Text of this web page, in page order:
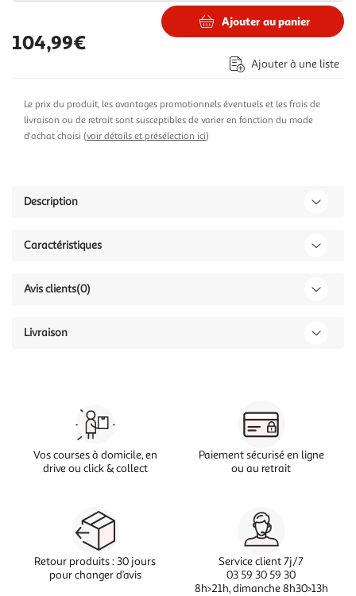
104,99€
Ajouter au panier
Ajouter à une liste
Le prix du produit, les avantages promotionnels éventuels et les frais de
livraison ou de retrait sont susceptibles de varier en fonction du mode
d'achat choisi (voir détails et présélection ici)
Description
Caractéristiques
Avis clients(0)
Livraison
Vos courses à domicile, en
drive ou click & collect
Paiement sécurisé en ligne
ou au retrait
Retour produits : 30 jours
pour changer d’avis
Service client 7j/7
03 59 30 59 30
8h>21h, dimanche 8h30>13h